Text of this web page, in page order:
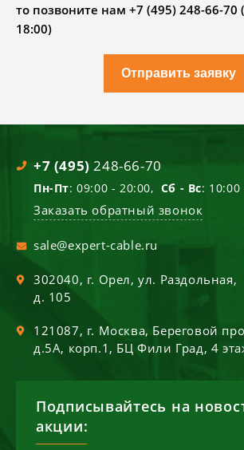
то позвоните нам +7 (495) 248-66-70
18:00)
Отправить заявку
+7 (495) 248-66-70
Пн-Пт: 09:00 - 20:00, Сб - Вс: 10:00
Заказать обратный звонок
sale@expert-cable.ru
302040, г. Орел,ул. Раздольная,
д. 105
121087, г. Москва, Береговой
д.5А, корп.1, БЦ Фили Град, 4
Подписывайтесь на
акции: